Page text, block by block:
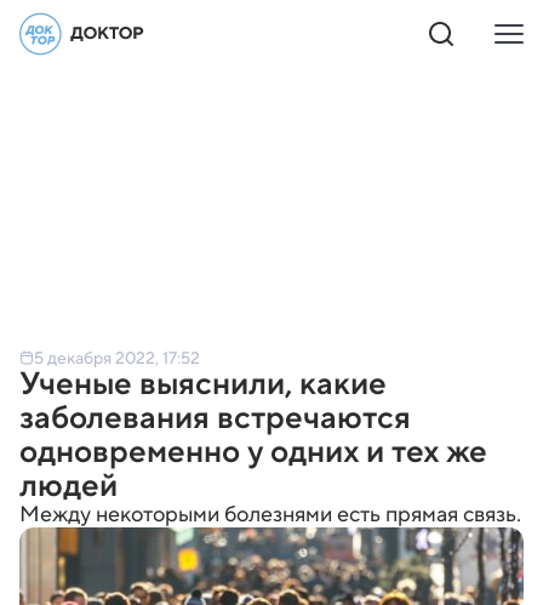
5 декабря 2022, 17:52
Ученые выяснили, какие
заболевания встречаются
одновременно у одних и тех же
людей
Между некоторыми болезнями есть прямая связь.